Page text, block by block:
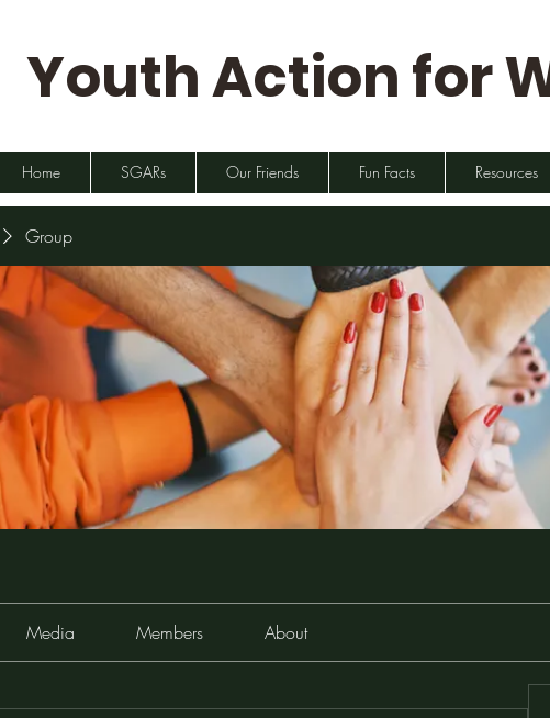
Youth Action for
Home SGARs Our Friends Fun Facts Resources
Group
Media Members About